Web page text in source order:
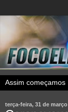
terça-feira, 31 de março